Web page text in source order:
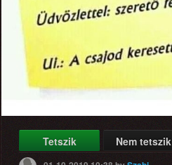
Tetszik Nem tetszik